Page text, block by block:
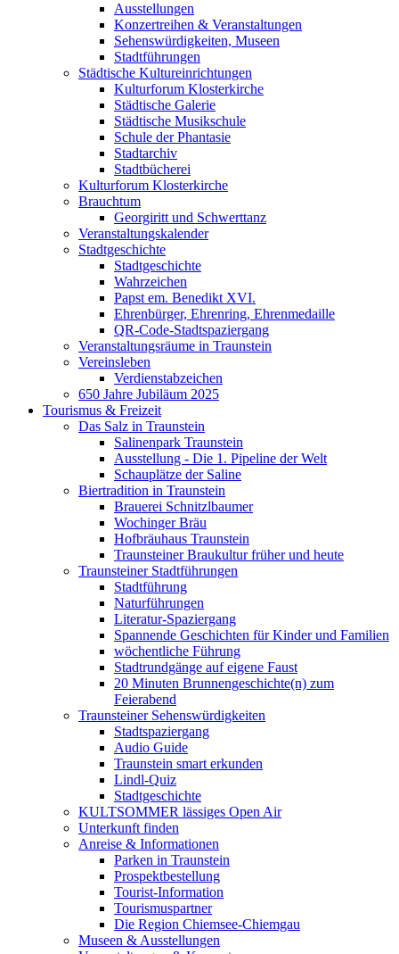
Ausstellungen
Konzertreihen & Veranstaltungen
Sehenswürdigkeiten, Museen
Stadtführungen
Städtische Kultureinrichtungen
Kulturforum Klosterkirche
Städtische Galerie
Städtische Musikschule
Schule der Phantasie
Stadtarchiv
Stadtbücherei
Kulturforum Klosterkirche
Brauchtum
Georgiritt und Schwerttanz
Veranstaltungskalender
Stadtgeschichte
Stadtgeschichte
Wahrzeichen
Papst em. Benedikt XVI.
Ehrenbürger, Ehrenring, Ehrenmedaille
QR-Code-Stadtspaziergang
Veranstaltungsräume in Traunstein
Vereinsleben
Verdienstabzeichen
650 Jahre Jubiläum 2025
Tourismus & Freizeit
Das Salz in Traunstein
Salinenpark Traunstein
Ausstellung - Die 1. Pipeline der Welt
Schauplätze der Saline
Biertradition in Traunstein
Brauerei Schnitzlbaumer
Wochinger Bräu
Hofbräuhaus Traunstein
Traunsteiner Braukultur früher und heute
Traunsteiner Stadtführungen
Stadtführung
Naturführungen
Literatur-Spaziergang
Spannende Geschichten für Kinder und Familien
wöchentliche Führung
Stadtrundgänge auf eigene Faust
20 Minuten Brunnengeschichte(n) zum
Feierabend
Traunsteiner Sehenswürdigkeiten
Stadtspaziergang
Audio Guide
Traunstein smart erkunden
Lindl-Quiz
Stadtgeschichte
KULTSOMMER lässiges Open Air
Unterkunft finden
Anreise & Informationen
Parken in Traunstein
Prospektbestellung
Tourist-Information
Tourismuspartner
Die Region Chiemsee-Chiemgau
Museen & Ausstellungen